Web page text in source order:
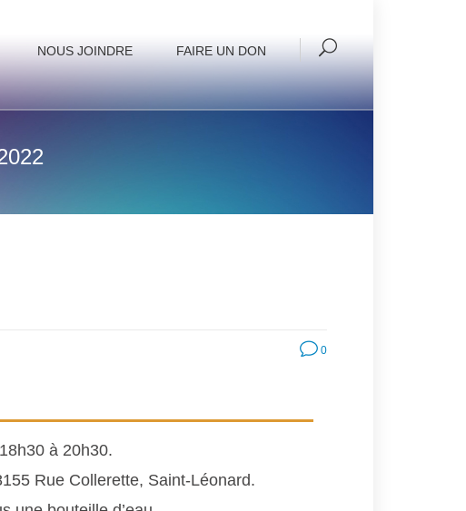
NOUS JOINDRE FAIRE UN DON
0
à 20h30.
Rue Collerette, Saint-Léonard.